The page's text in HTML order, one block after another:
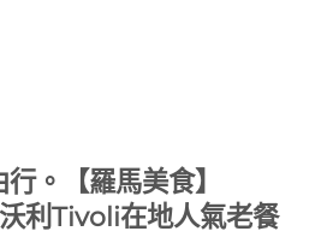
。【羅馬美食】
利Tivoli在地人氣老餐